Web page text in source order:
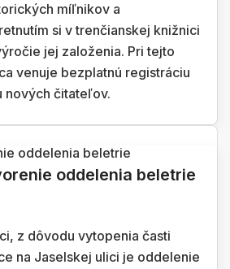
míľnikov a
si v trenčianskej knižnici
jej založenia. Pri tejto
venuje bezplatnú registráciu
nových čitateľov.
oddelenia beletrie
z dôvodu vytopenia časti
na Jaselskej ulici je oddelenie